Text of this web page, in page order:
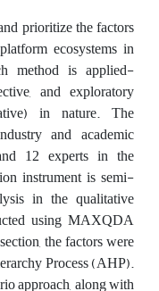
prioritize the factors
ecosystems in
method is applied-
and exploratory
in nature. The
and academic
12 experts in the
instrument is semi-
in the qualitative
using MAXQDA
the factors were
Process (AHP).
approach, along with